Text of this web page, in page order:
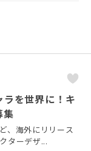
を世界に！キ
集
、海外にリリース
ターデザ...